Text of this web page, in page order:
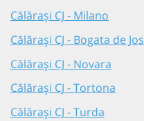
Călărași CJ - Milano
Călărași CJ - Bogata de Jos
Călărași CJ - Novara
Călărași CJ - Tortona
Călărași CJ - Turda